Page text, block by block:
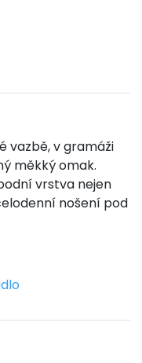
vazbě, v gramáži
měkký omak.
vrstva nejen
nošení pod